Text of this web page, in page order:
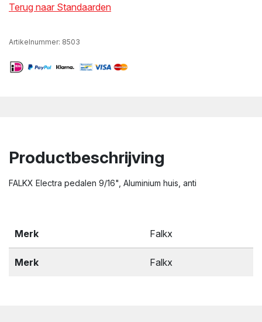
Terug naar Standaarden
Artikelnummer: 8503
Productbeschrijving
FALKX Electra pedalen 9/16", Aluminium huis, anti
Merk Falkx
Merk Falkx